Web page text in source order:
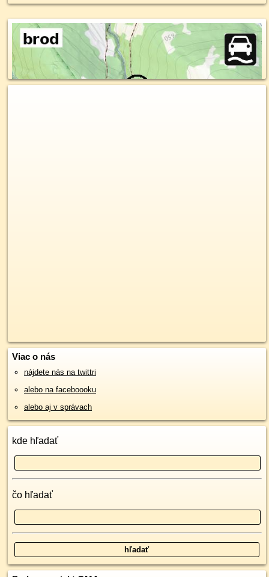
Viac o nás
nájdete nás na twittri
alebo na faceboooku
alebo aj v správach
kde hľadať
čo hľadať